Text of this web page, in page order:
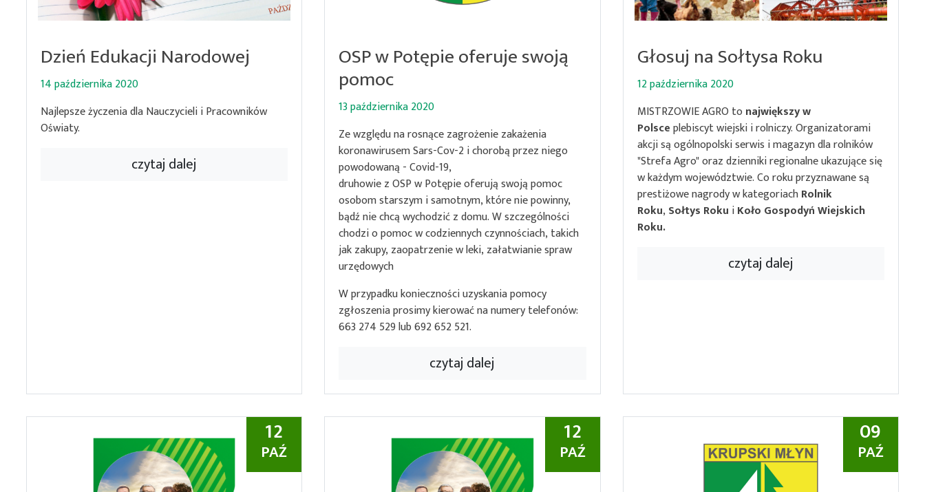
Dzień Edukacji Narodowej
14 października 2020
Najlepsze życzenia dla Nauczycieli i Pracowników
Oświaty.
czytaj dalej
OSP w Potępie oferuje swoją
pomoc
13 października 2020
Ze względu na rosnące zagrożenie zakażenia
koronawirusem Sars-Cov-2 i chorobą przez niego
powodowaną - Covid-19,
druhowie z OSP w Potępie oferują swoją pomoc
osobom starszym i samotnym, które nie powinny,
bądź nie chcą wychodzić z domu. W szczególności
chodzi o pomoc w codziennych czynnościach, takich
jak zakupy, zaopatrzenie w leki, załatwianie spraw
urzędowych
W przypadku konieczności uzyskania pomocy
zgłoszenia prosimy kierować na numery telefonów:
663 274 529 lub 692 652 521.
czytaj dalej
Głosuj na Sołtysa Roku
12 października 2020
MISTRZOWIE AGRO to największy w
Polsceplebiscyt wiejski i rolniczy. Organizatorami
akcji są ogólnopolski serwis i magazyn dla rolników
"Strefa Agro" oraz dzienniki regionalne ukazujące się
w każdym województwie. Co roku przyznawane są
prestiżowe nagrody w kategoriachRolnik
Roku, Sołtys Roku iKoło Gospodyń Wiejskich
Roku.
czytaj dalej
12
PAŹ
12
PAŹ
09
PAŹ